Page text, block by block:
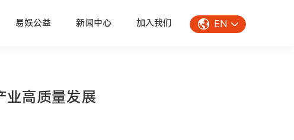
易娱公益 新闻中心 加入我们 EN
业高质量发展